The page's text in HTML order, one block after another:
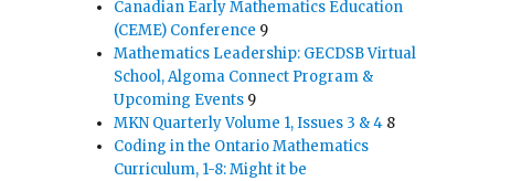
Canadian Early Mathematics Education
(CEME) Conference 9
Mathematics Leadership: GECDSB Virtual
School, Algoma Connect Program &
Upcoming Events 9
MKN Quarterly Volume 1, Issues 3 & 4 8
Coding in the Ontario Mathematics
Curriculum, 1-8: Might it be